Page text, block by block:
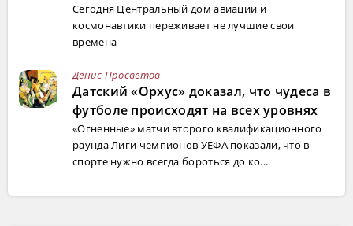
Сегодня Центральный дом авиации и
космонавтики переживает не лучшие свои
времена
Денис Просветов
Датский «Орхус» доказал, что чудеса в
футболе происходят на всех уровнях
«Огненные» матчи второго квалификационного
раунда Лиги чемпионов УЕФА показали, что в
спорте нужно всегда бороться до ко...